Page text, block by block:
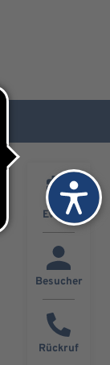
Events
Besucher
Rückruf